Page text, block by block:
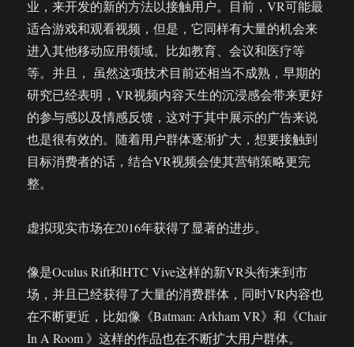
业，来开发的新的方法以接触用户。目前，VR可能最
适合游戏和观看视频，但是，它同样有大量的机会来
进入其他移动应用领域。比如教育、会议和医疗等
等。并且， 虽然这项技术目前还相当不成熟，早期的
研究已经表明，VR视频内容天生的沉浸感会带来更好
的参与感以及情感反馈，这对于其中展示的广告来说
也是很有效的。随着用户群体逐渐扩大，想要接触到
目标消费者的话，结合VR视频会使其营销策略更完
整。
虚拟现实市场在2016年获得了显著的进步。
像是Oculus Rift和HTC Vive这样的新VR头衔来到市
场，并且已经获得了大量的消费群体，同时VR内容也
在不断更近，比如像《Batman: Arkham VR》和《Chair
In A Room 》这样的作品也在不断扩大用户群体。